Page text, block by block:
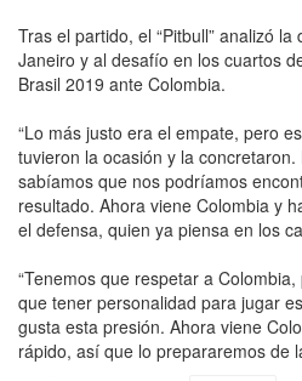
Tras el partido, el “Pitbull” analizó
Janeiro y al desafío en los cuartos
Brasil 2019 ante Colombia.
“Lo más justo era el empate, pero
tuvieron la ocasión y la
sabíamos que nos podríamos
resultado. Ahora viene Colombia y
el defensa, quien ya piensa en los
“Tenemos que respetar a
que tener personalidad para jugar
gusta esta presión. Ahora viene
rápido, así que lo prepararemos de